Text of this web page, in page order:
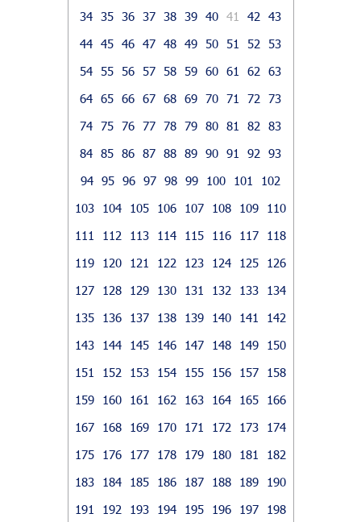
34 35 36 37 38 39 40 41 42
43
44 45 46 47 48 49 50 51 52
53
54 55 56 57 58 59 60 61 62
63
64 65 66 67 68 69 70 71 72
73
74 75 76 77 78 79 80 81 82
83
84 85 86 87 88 89 90 91 92
93
94 95 96 97 98 99 100 101
102
103
104 105 106 107 108 109
110
111
112 113 114 115 116 117
118
119
120 121 122 123 124 125
126
127
128 129 130 131 132 133
134
135
136 137 138 139 140 141
142
143
144 145 146 147 148 149
150
151
152 153 154 155 156 157
158
159
160 161 162 163 164 165
166
167
168 169 170 171 172 173
174
175
176 177 178 179 180 181
182
183
184 185 186 187 188 189
190
191
192 193 194 195 196 197
198